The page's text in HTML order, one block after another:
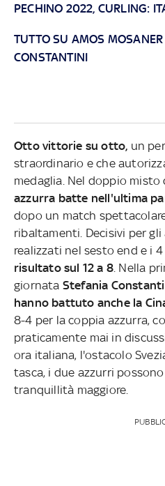
PECHINO 2022, CURLING:
TUTTO SU AMOS MOSANER
CONSTANTINI
Otto vittorie su otto, un
straordinario e che
medaglia. Nel doppio misto
azzurra batte nell'ultima
dopo un match
ribaltamenti. Decisivi per
realizzati nel sesto end e i
risultato sul 12 a 8 . Nella
giornata Stefania
hanno battuto anche la
8-4 per la coppia azzurra,
praticamente mai in
ora italiana, l'ostacolo
tasca, i due azzurri
tranquillità maggiore.